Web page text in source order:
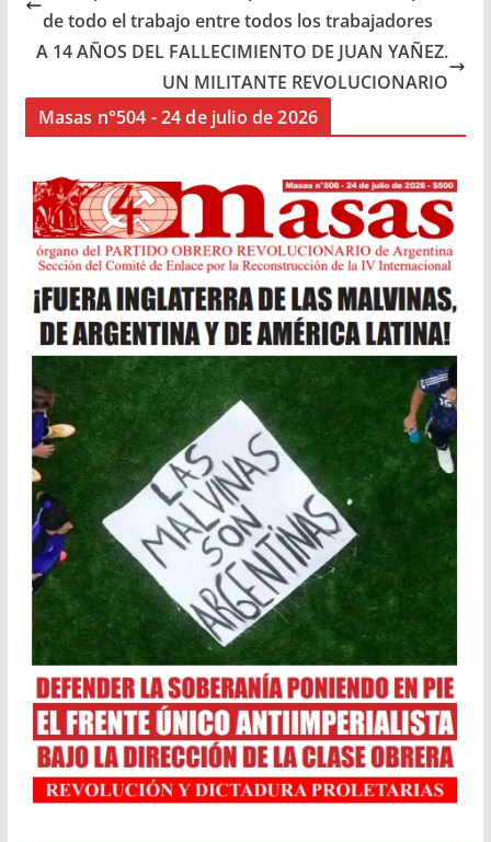
de todo el trabajo entre todos los trabajadores
A 14 AÑOS DEL FALLECIMIENTO DE JUAN YAÑEZ.
UN MILITANTE REVOLUCIONARIO
Masas n°504 - 24 de julio de 2026